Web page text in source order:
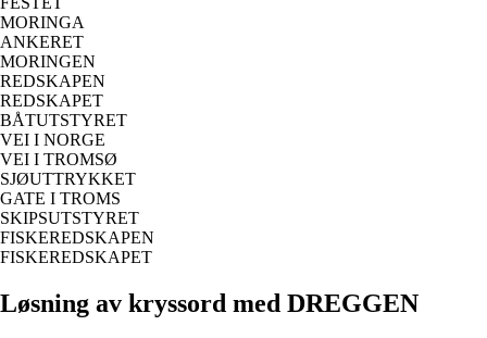
MORINGA
ANKERET
MORINGEN
REDSKAPEN
REDSKAPET
BÅTUTSTYRET
VEI I NORGE
VEI I TROMSØ
SJØUTTRYKKET
GATE I TROMS
SKIPSUTSTYRET
FISKEREDSKAPEN
FISKEREDSKAPET
Løsning av kryssord med DREGGEN